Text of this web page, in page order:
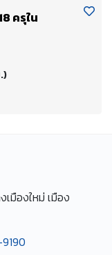
ครุใน
มืองใหม่ เมือง